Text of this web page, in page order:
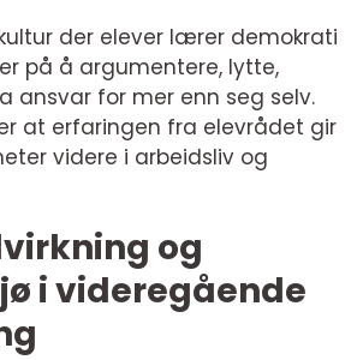
der elever lærer demokrati
på å argumentere, lytte,
ansvar for mer enn seg selv.
at erfaringen fra elevrådet gir
videre i arbeidsliv og
og
i videregående